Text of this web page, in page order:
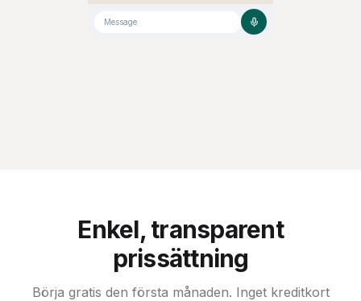
Message
Enkel, transparent
prissättning
Börja gratis den första månaden. Inget kreditkort